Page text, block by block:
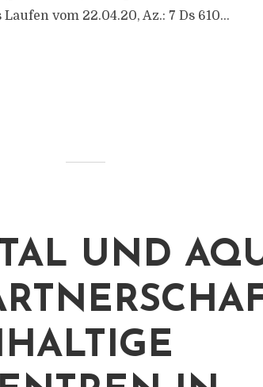
vom 22.04.20, Az.: 7 Ds 610...
UND